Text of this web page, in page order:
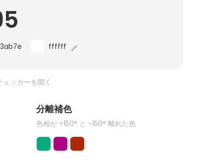
ffffff
ッカーを開く
分離補色
色相が +150° と -150° 離れた色